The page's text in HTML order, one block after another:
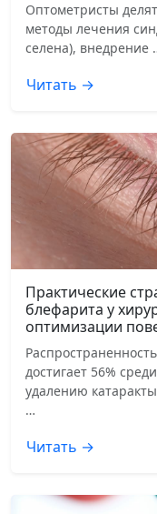
Оптометристы
методы лечения
селена), внедрение
Читать →
Практические
блефарита у
оптимизации
достигает 56%
удалению
…
Читать →